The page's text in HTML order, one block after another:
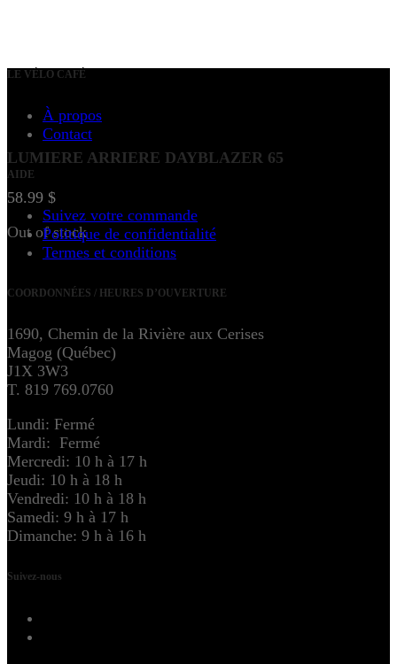
LUMIERE ARRIERE DAYBLAZER 65
58.99 $
Out of stock
LE VÉLO CAFÉ
À propos
Contact
AIDE
Suivez votre commande
Politique de confidentialité
Termes et conditions
COORDONNÉES / HEURES D’OUVERTURE
1690, Chemin de la Rivière aux Cerises
Magog (Québec)
J1X 3W3
T. 819 769.0760
Lundi: Fermé
Mardi: Fermé
Mercredi: 10 h à 17 h
Jeudi: 10 h à 18 h
Vendredi: 10 h à 18 h
Samedi: 9 h à 17 h
Dimanche: 9 h à 16 h
Suivez-nous